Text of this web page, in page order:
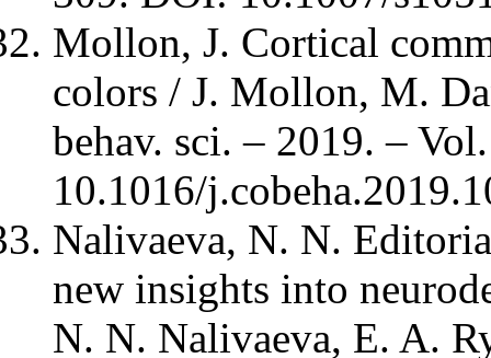
Mollon, J. Cortical
colors / J. Mollon, M.
behav. sci. – 2019. –
10.1016/
Nalivaeva, N. N.
new insights into
N. N. Nalivaeva, E. A.